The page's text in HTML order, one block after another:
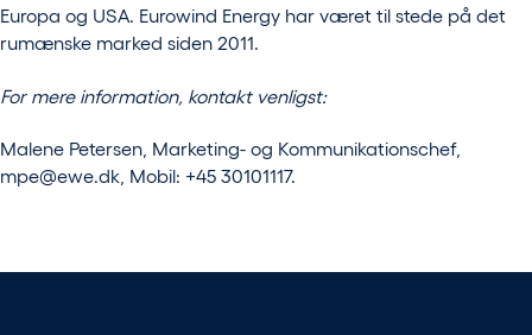
Europa og USA. Eurowind Energy har været til stede på det
rumænske marked siden 2011.
For mere information, kontakt venligst:
Malene Petersen, Marketing- og Kommunikationschef,
mpe@ewe.dk , Mobil: +45 30101117.